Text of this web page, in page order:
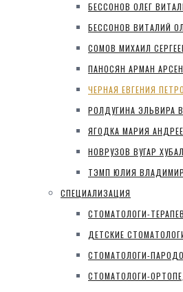
БЕССОНОВ ОЛЕГ
БЕССОНОВ ВИТАЛИЙ
СОМОВ МИХАИЛ
ПАНОСЯН АРМАН
ЧЕРНАЯ ЕВГЕНИЯ
РОЛДУГИНА ЭЛЬВИРА
ЯГОДКА МАРИЯ
НОВРУЗОВ ВУГАР
ТЭМП ЮЛИЯ
СПЕЦИАЛИЗАЦИЯ
СТОМАТОЛОГИ-
ДЕТСКИЕ
СТОМАТОЛОГИ-
СТОМАТОЛОГИ-